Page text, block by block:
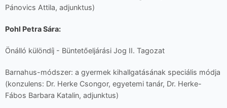
Pánovics Attila, adjunktus)
Pohl Petra Sára:
Önálló különdíj - Büntetőeljárási Jog II. Tagozat
Barnahus-módszer: a gyermek kihallgatásának speciális módja
(konzulens: Dr. Herke Csongor, egyetemi tanár, Dr. Herke-
Fábos Barbara Katalin, adjunktus)